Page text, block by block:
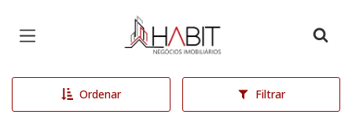
Página inicial
Ordenar Filtrar